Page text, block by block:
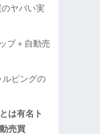
ヤバい実
プ＋自動売
ルピングの
は有名ト
売買